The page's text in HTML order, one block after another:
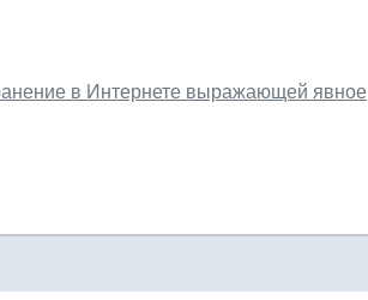
в Интернете выражающей явное